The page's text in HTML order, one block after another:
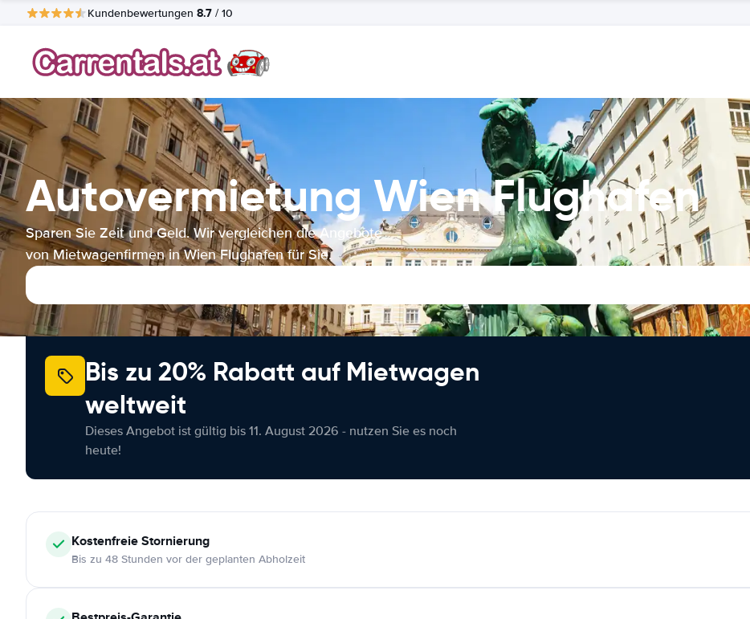
Kundenbewertungen 8.7 / 10
Autovermietung Wien Flughafen
Sparen Sie Zeit und Geld. Wir vergleichen die Angebote
von Mietwagenfirmen in Wien Flughafen für Sie.
Bis zu 20% Rabatt auf Mietwagen
weltweit
Dieses Angebot ist gültig bis 11. August 2026 - nutzen Sie es noch
heute!
KostenfreieStornierung
Bis zu 48 Stunden vor der geplanten Abholzeit